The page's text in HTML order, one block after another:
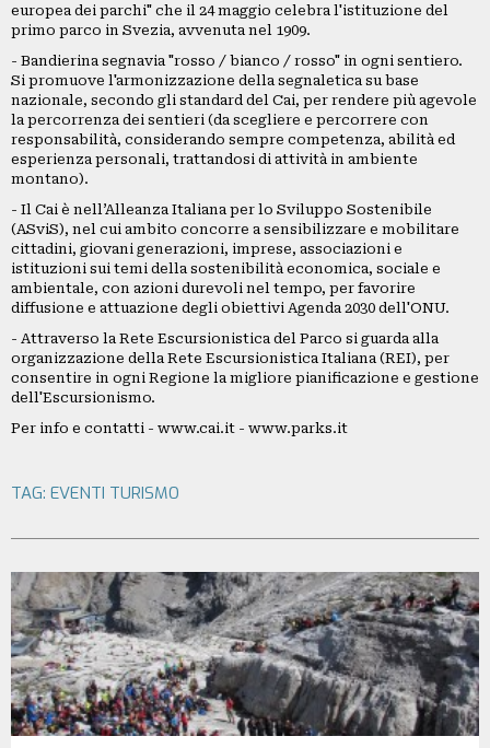
europea dei parchi" che il 24 maggio celebra l'istituzione del
primo parco in Svezia, avvenuta nel 1909.
- Bandierina segnavia "rosso / bianco / rosso" in ogni sentiero.
Si promuove l'armonizzazione della segnaletica su base
nazionale, secondo gli standard del Cai, per rendere più agevole
la percorrenza dei sentieri (da scegliere e percorrere con
responsabilità, considerando sempre competenza, abilità ed
esperienza personali, trattandosi di attività in ambiente
montano).
- Il Cai è nell’Alleanza Italiana per lo Sviluppo Sostenibile
(ASviS), nel cui ambito concorre a sensibilizzare e mobilitare
cittadini, giovani generazioni, imprese, associazioni e
istituzioni sui temi della sostenibilità economica, sociale e
ambientale, con azioni durevoli nel tempo, per favorire
diffusione e attuazione degli obiettivi Agenda 2030 dell'ONU.
- Attraverso la Rete Escursionistica del Parco si guarda alla
organizzazione della Rete Escursionistica Italiana (REI), per
consentire in ogni Regione la migliore pianificazione e gestione
dell'Escursionismo.
Per info e contatti - www.cai.it - www.parks.it
TAG: EVENTI TURISMO